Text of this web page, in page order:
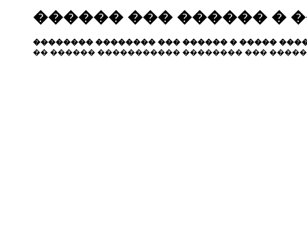
������ ��� ������ �
�������� �������� ��� ������ � �����
�� ������ ����������� �������� ���